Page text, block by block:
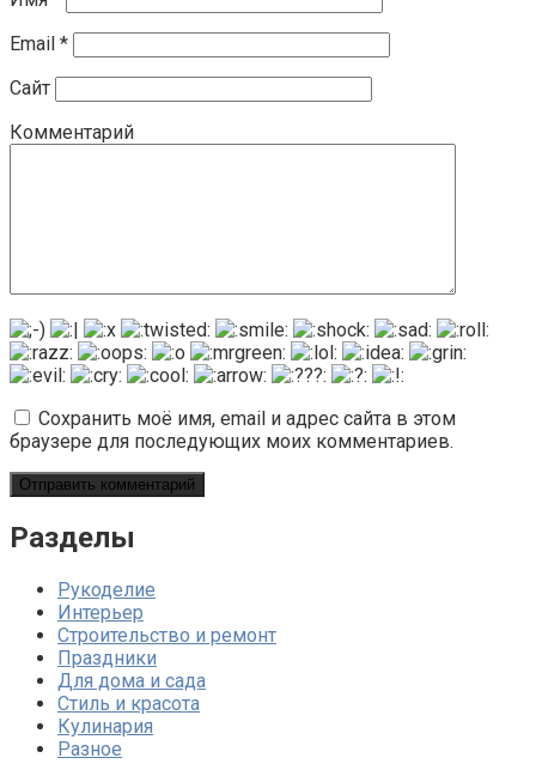
Email *
Сайт
Комментарий
Сохранить моё имя, email и адрес сайта в этом
браузере для последующих моих комментариев.
Разделы
Рукоделие
Интерьер
Строительство и ремонт
Праздники
Для дома и сада
Стиль и красота
Кулинария
Разное